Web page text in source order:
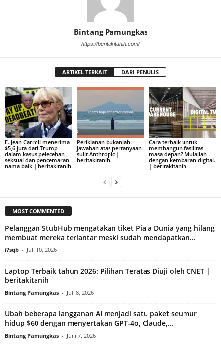
Bintang Pamungkas
https://beritakitanih.com/
ARTIKEL TERKAIT DARI PENULIS
E. Jean Carroll menerima
$5,6 juta dari Trump
dalam kasus pelecehan
seksual dan pencemaran
nama baik | beritakitanih
Periklanan bukanlah
jawaban atas pertanyaan
sulit Anthropic |
beritakitanih
Cara terbaik untuk
membangun fasilitas
masa depan? Mulailah
dengan kembaran digital.
| beritakitanih
MOST COMMENTED
Pelanggan StubHub mengatakan tiket Piala Dunia yang hilang
membuat mereka terlantar meski sudah mendapatkan...
i7sqb - Juli 10, 2026
Laptop Terbaik tahun 2026: Pilihan Teratas Diuji oleh CNET |
beritakitanih
Bintang Pamungkas - Juli 8, 2026
Ubah beberapa langganan AI menjadi satu paket seumur
hidup $60 dengan menyertakan GPT-4o, Claude,...
Bintang Pamungkas - Juni 7, 2026